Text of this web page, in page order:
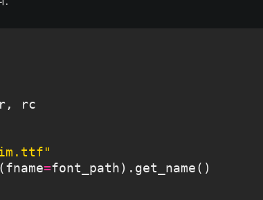
rc
=font_path).get_name()